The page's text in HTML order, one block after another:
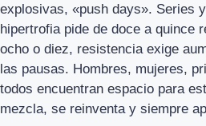
explosivas, «push days». Series
hipertrofia pide de doce a quince
ocho o diez, resistencia exige
las pausas. Hombres, mujeres,
todos encuentran espacio para
mezcla, se reinventa y siempre